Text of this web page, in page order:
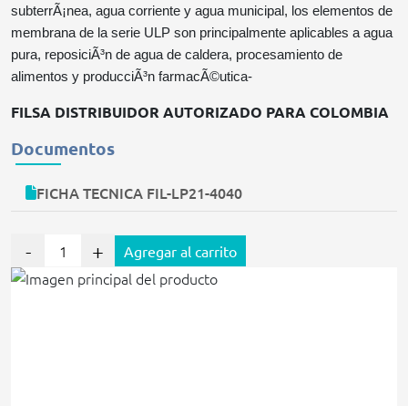
subterrÃ¡nea, agua corriente y agua municipal, los elementos de
membrana de la serie ULP son principalmente aplicables a agua
pura, reposiciÃ³n de agua de caldera, procesamiento de
alimentos y producciÃ³n farmacÃ©utica-
FILSA DISTRIBUIDOR AUTORIZADO PARA COLOMBIA
Documentos
FICHA TECNICA FIL-LP21-4040
- + Agregar al carrito